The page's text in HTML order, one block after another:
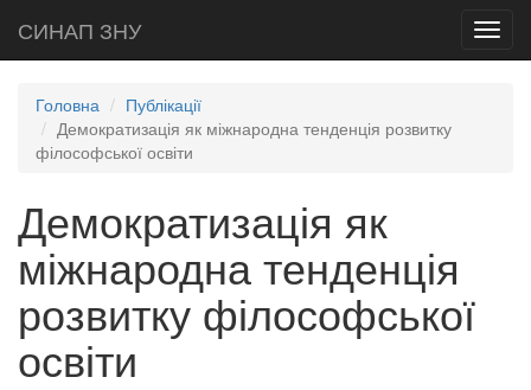
СИНАП ЗНУ
Головна
Публікації
Демократизація як міжнародна тенденція розвитку
філософської освіти
Демократизація як
міжнародна тенденція
розвитку філософської
освіти